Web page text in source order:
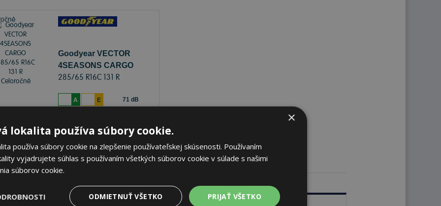
Goodyear VECTOR
4SEASONS CARGO
285/65 R16C 131 R
A E 71 dB
€
×
lokalita používa súbory cookie.
používa súbory cookie na zlepšenie používateľskej skúsenosti. Používaním
vyjadrujete súhlas s používaním všetkých súborov cookie v súlade s našimi
súborov cookie.
PRIJAŤ VŠETKO
ODMIETNUŤ VŠETKO